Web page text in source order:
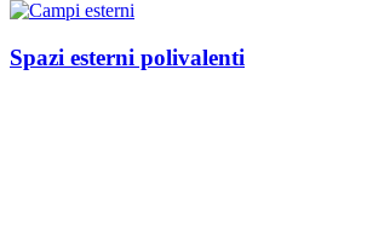
Spazi esterni polivalenti